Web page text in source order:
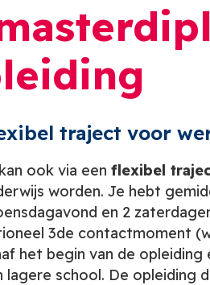
traject voor
ook via een flexibel
worden. Je hebt
en 2
3de contactmoment
het begin van de
lagere school. De opleiding